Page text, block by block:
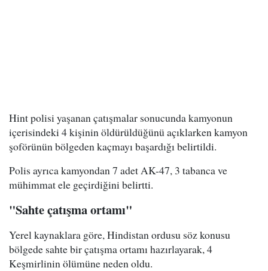
Hint polisi yaşanan çatışmalar sonucunda kamyonun
içerisindeki 4 kişinin öldürüldüğünü açıklarken kamyon
şoförünün bölgeden kaçmayı başardığı belirtildi.
Polis ayrıca kamyondan 7 adet AK-47, 3 tabanca ve
mühimmat ele geçirdiğini belirtti.
"Sahte çatışma ortamı"
Yerel kaynaklara göre, Hindistan ordusu söz konusu
bölgede sahte bir çatışma ortamı hazırlayarak, 4
Keşmirlinin ölümüne neden oldu.